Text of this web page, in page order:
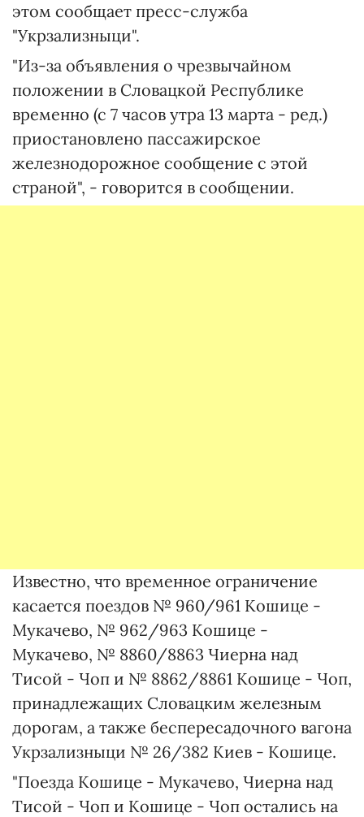
этом сообщает пресс-служба
"Укрзализныци".
"Из-за объявления о чрезвычайном
положении в Словацкой Республике
временно (с 7 часов утра 13 марта - ред.)
приостановлено пассажирское
железнодорожное сообщение с этой
страной", - говорится в сообщении.
Известно, что временное ограничение
касается поездов № 960/961 Кошице -
Мукачево, № 962/963 Кошице -
Мукачево, № 8860/8863 Чиерна над
Тисой - Чоп и № 8862/8861 Кошице - Чоп,
принадлежащих Словацким железным
дорогам, а также беспересадочного вагона
Укрзализныци № 26/382 Киев - Кошице.
"Поезда Кошице - Мукачево, Чиерна над
Тисой - Чоп и Кошице - Чоп остались на